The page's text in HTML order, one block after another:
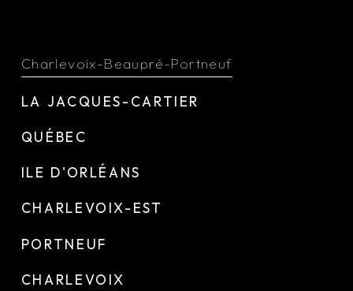
Charlevoix-Beaupré-Portneuf
LA JACQUES-CARTIER
QUÉBEC
ILE D'ORLÉANS
CHARLEVOIX-EST
PORTNEUF
CHARLEVOIX